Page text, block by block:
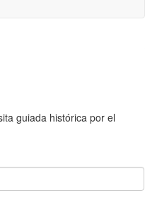
guiada histórica por el